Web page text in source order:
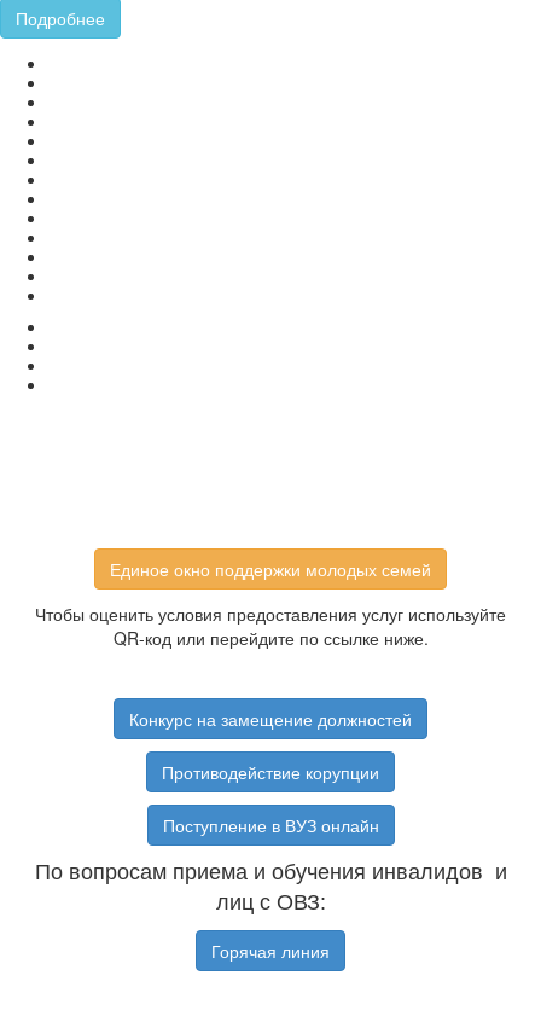
Подробнее
Единое окно поддержки молодых семей
Чтобы оценить условия предоставления услуг используйте
QR-код или перейдите по ссылке ниже.
Конкурс на замещение должностей
Противодействие корупции
Поступление в ВУЗ онлайн
По вопросам приема и обучения инвалидов и
лиц с ОВЗ:
Горячая линия